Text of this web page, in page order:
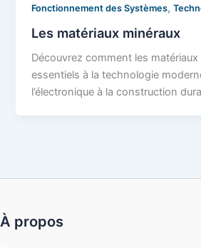
Fonctionnement des Systèmes,
Les matériaux minéraux
Découvrez comment les
essentiels à la technologie
l’électronique à la construction
À propos